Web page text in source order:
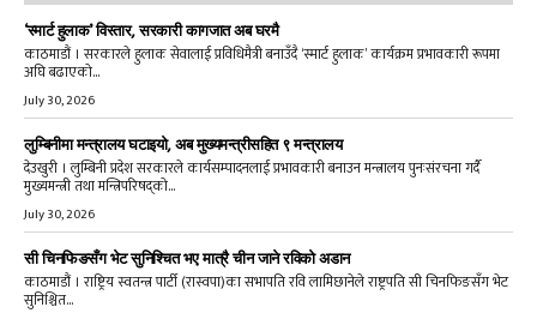
‘स्मार्ट हुलाक’ विस्तार, सरकारी कागजात अब घरमै
काठमाडौं । सरकारले हुलाक सेवालाई प्रविधिमैत्री बनाउँदै ‘स्मार्ट हुलाक’ कार्यक्रम प्रभावकारी रूपमा
अघि बढाएको...
July 30, 2026
लुम्बिनीमा मन्त्रालय घटाइयो, अब मुख्यमन्त्रीसहित ९ मन्त्रालय
देउखुरी । लुम्बिनी प्रदेश सरकारले कार्यसम्पादनलाई प्रभावकारी बनाउन मन्त्रालय पुनःसंरचना गर्दै
मुख्यमन्त्री तथा मन्त्रिपरिषद्को...
July 30, 2026
सी चिनफिङसँग भेट सुनिश्चित भए मात्रै चीन जाने रविको अडान
काठमाडौं । राष्ट्रिय स्वतन्त्र पार्टी (रास्वपा)का सभापति रवि लामिछानेले राष्ट्रपति सी चिनफिङसँग भेट
सुनिश्चित...